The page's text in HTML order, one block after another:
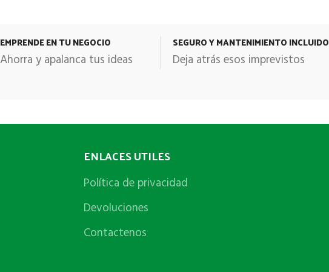
EMPRENDE EN TU NEGOCIO
Ahorra y apalanca tus ideas
SEGURO Y MANTENIMIENTO INCLUIDO
Deja atrás esos imprevistos
ENLACES UTILES
Política de privacidad
Devoluciones
Contactenos